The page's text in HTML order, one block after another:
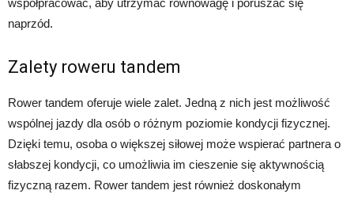
współpracować, aby utrzymać równowagę i poruszać się
naprzód.
Zalety roweru tandem
Rower tandem oferuje wiele zalet. Jedną z nich jest możliwość
wspólnej jazdy dla osób o różnym poziomie kondycji fizycznej.
Dzięki temu, osoba o większej siłowej może wspierać partnera o
słabszej kondycji, co umożliwia im cieszenie się aktywnością
fizyczną razem. Rower tandem jest również doskonałym